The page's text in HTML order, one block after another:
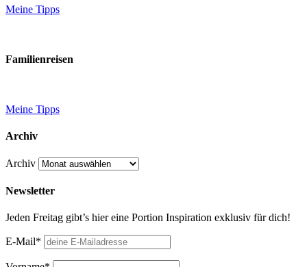
Meine Tipps
Familienreisen
Meine Tipps
Archiv
Archiv
Newsletter
Jeden Freitag gibt’s hier eine Portion Inspiration exklusiv für dich!
E-Mail*